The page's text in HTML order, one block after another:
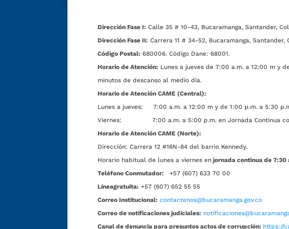
Dirección Fase I: Calle 35 # 10-43, Bucaramanga, Santander,
Dirección Fase II: Carrera 11 # 34-52, Bucaramanga, Santander,
Código Postal: 680006. Código Dane: 68001.
Horario de Atención: Lunes a jueves de 7:00 a.m. a 12:00 m y
minutos de descanso al medio día.
Horario de Atención CAME (Central):
Lunes a jueves: 7:00 a.m. a 12:00 m y de 1:00 p.m. a 5:30
Viernes: 7:00 a.m. a 5:00 p.m. en Jornada Continua con
Horario de Atención CAME (Norte):
Dirección: Carrera 12 #16N-84 del barrio Kennedy.
Horario habitual de lunes a viernes en jornada continua de 7:30
Teléfono Conmutador:
+57 (607) 633 70 00
Líneagratuita: +57 (607) 652 55 55
Correo Institucional: contactenos@bucaramanga.gov.co
Correo de notificaciones judiciales:
Canal de denuncia para presuntos actos de corrupción: https://